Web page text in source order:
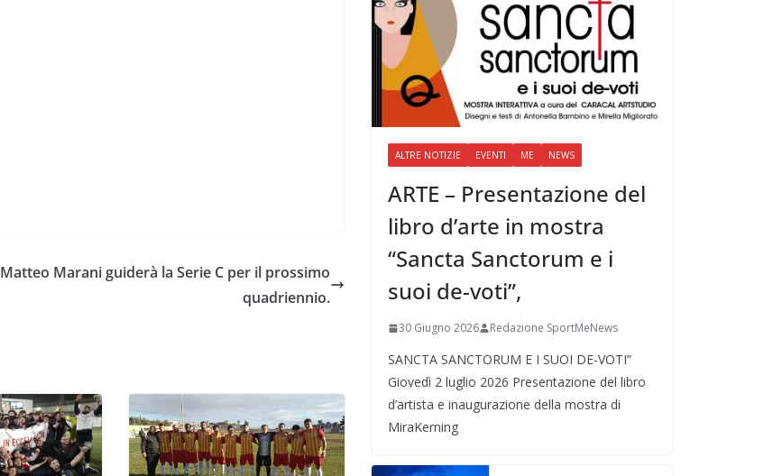
Matteo Marani guiderà la Serie C per il prossimo
quadriennio.
ALTRE NOTIZIE EVENTI ME NEWS
ARTE – Presentazione del
libro d’arte in mostra
“Sancta Sanctorum e i
suoi de-voti”,
30 Giugno 2026 Redazione SportMeNews
SANCTA SANCTORUM E I SUOI DE-VOTI”
Giovedì 2 luglio 2026 Presentazione del libro
d’artista e inaugurazione della mostra di
MiraKerning